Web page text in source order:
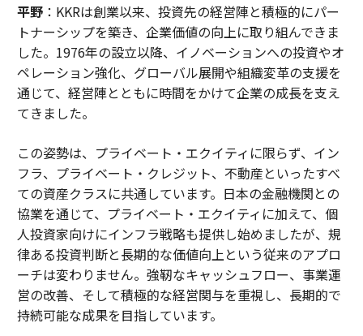
平野：KKRは創業以来、投資先の経営陣と積極的にパー
トナーシップを築き、企業価値の向上に取り組んできま
した。1976年の設立以降、イノベーションへの投資やオ
ペレーション強化、グローバル展開や組織変革の支援を
通じて、経営陣とともに時間をかけて企業の成長を支え
てきました。
この姿勢は、プライベート・エクイティに限らず、イン
フラ、プライベート・クレジット、不動産といったすべ
ての資産クラスに共通しています。日本の金融機関との
協業を通じて、プライベート・エクイティに加えて、個
人投資家向けにインフラ戦略も提供し始めましたが、規
律ある投資判断と長期的な価値向上という従来のアプロ
ーチは変わりません。強靭なキャッシュフロー、事業運
営の改善、そして積極的な経営関与を重視し、長期的で
持続可能な成果を目指しています。